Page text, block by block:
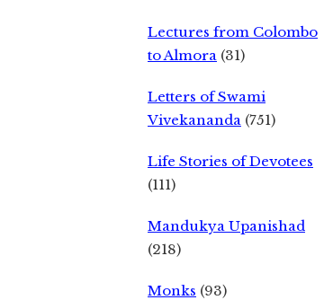
Lectures from Colombo
to Almora (31)
Letters of Swami
Vivekananda (751)
Life Stories of Devotees
(111)
Mandukya Upanishad
(218)
Monks (93)